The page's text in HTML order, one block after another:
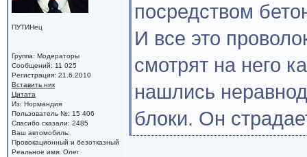
ПУТИНец
Группа: Модераторы
Сообщений: 11 025
Регистрация: 21.6.2010
Вставить ник
Цитата
Из: Нормандия
Пользователь №: 15 406
Спасибо сказали: 2485
Ваш автомобиль:
Провокационный и безотказный
Реальное имя: Олег
посредством
И все это
смотрят на него
нашлись
блоки. Он